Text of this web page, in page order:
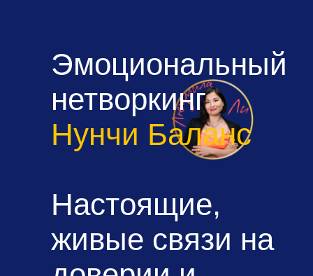
Эмоциональный
нетворкинг
Нунчи Баланс
Настоящие,
живые связи на